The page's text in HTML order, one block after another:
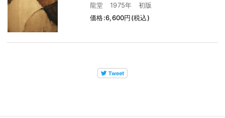
龍堂 1975年 初版
価格:6,600円(税込)